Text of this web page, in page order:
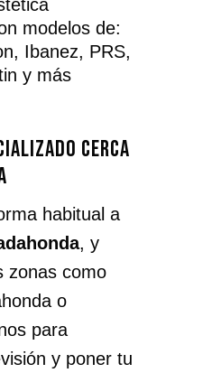
modelos de:
Ibanez, PRS,
y más
cerca
habitual a
, y
zonas como
o
para
y poner tu